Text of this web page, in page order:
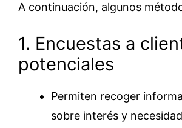
A continuación, algunos
1. Encuestas a
potenciales
Permiten recoger
sobre interés y